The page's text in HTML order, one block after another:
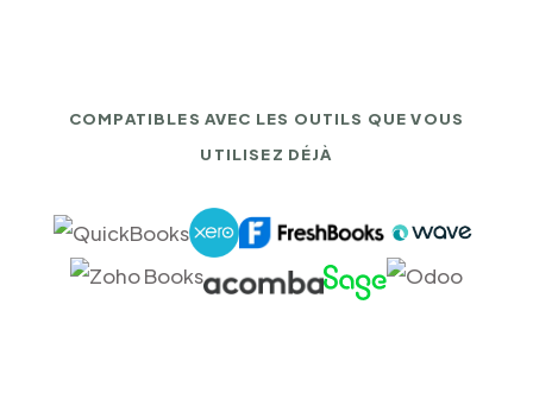
COMPATIBLES AVEC LES OUTILS QUE VOUS
UTILISEZ DÉJÀ